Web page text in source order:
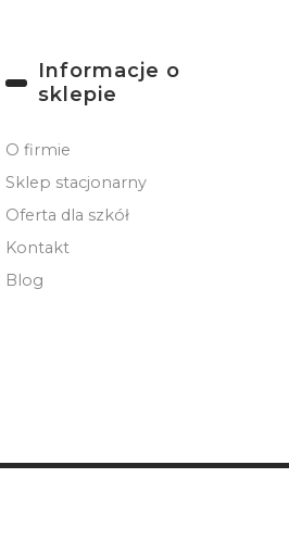
Informacje o
sklepie
O firmie
Sklep stacjonarny
Oferta dla szkół
Kontakt
Blog